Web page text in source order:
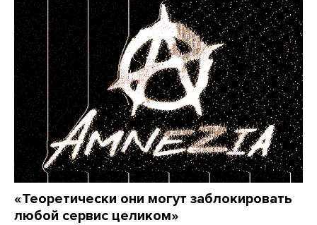
«Теоретически они могут заблокировать
любой сервис целиком»